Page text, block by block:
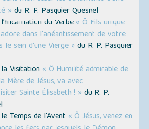
» du R. P. Pasquier Quesnel
du Verbe « Ô Fils unique
dans l'anéantissement de votre
le sein d'une Vierge » du R. P. Pasquier
Visitation « Ô Humilité admirable de
Mère de Jésus, va avec
Sainte Élisabeth ! » du R. P.
Temps de l'Avent « Ô Jésus, venez en